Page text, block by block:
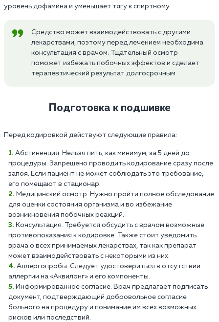
уровень дофамина и уменьшает тягу к спиртному.
Средство может взаимодействовать с другими
лекарствами, поэтому перед лечением необходима
консультация с врачом. Тщательный осмотр
поможет избежать побочных эффектов и сделает
терапевтический результат долгосрочным.
Подготовка к подшивке
Перед кодировкой действуют следующие правила:
Абстиненция. Нельзя пить, как минимум, за 5 дней до
процедуры. Запрещено проводить кодирование сразу после
запоя. Если пациент не может соблюдать это требование,
его помещают в стационар.
Медицинский осмотр. Нужно пройти полное обследование
для оценки состояния организма и во избежание
возникновения побочных реакций.
Консультация. Требуется обсудить с врачом возможные
противопоказания к кодировке. Также стоит уведомить
врача о всех принимаемых лекарствах, так как препарат
может взаимодействовать с некоторыми из них.
Аллергопробы. Следует удостовериться в отсутствии
аллергии на «Аквилонг» и его компоненты.
Информированное согласие. Врач предлагает подписать
документ, подтверждающий добровольное согласие
больного на процедуру и понимание им всех возможных
рисков или последствий.